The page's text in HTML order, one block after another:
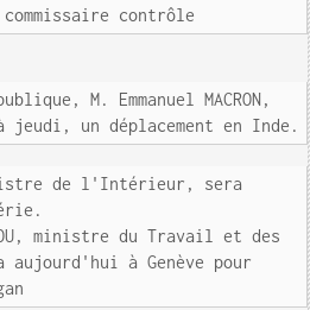
contrôle
M. Emmanuel MACRON,
un déplacement en Inde.
de l'Intérieur, sera
ministre du Travail et des
à Genève pour